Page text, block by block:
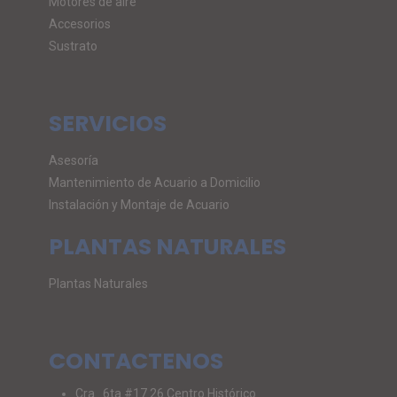
Accesorios
Sustrato
SERVICIOS
Asesoría
Mantenimiento de Acuario a Domicilio
Instalación y Montaje de Acuario
PLANTAS NATURALES
Plantas Naturales
CONTACTENOS
Cra . 6ta #17 26 Centro Histórico